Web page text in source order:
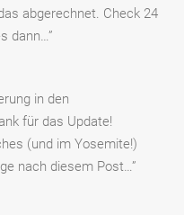
abgerechnet. Check 24
dann…”
in den
für das Update!
(und im Yosemite!)
nach diesem Post…”